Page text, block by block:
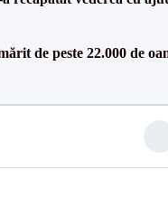
de peste 22.000 de